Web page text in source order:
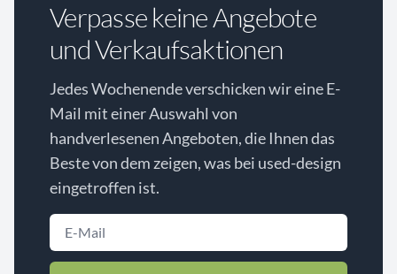
Verpasse keine Angebote
und Verkaufsaktionen
Jedes Wochenende verschicken wir eine E-
Mail mit einer Auswahl von
handverlesenen Angeboten, die Ihnen das
Beste von dem zeigen, was bei used-design
eingetroffen ist.